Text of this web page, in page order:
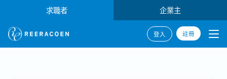
求職者 企業主
登入 註冊